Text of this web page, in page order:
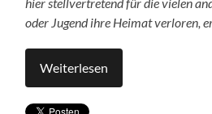
hier stellvertretend für die vielen
oder Jugend ihre Heimat verloren,
Weiterlesen